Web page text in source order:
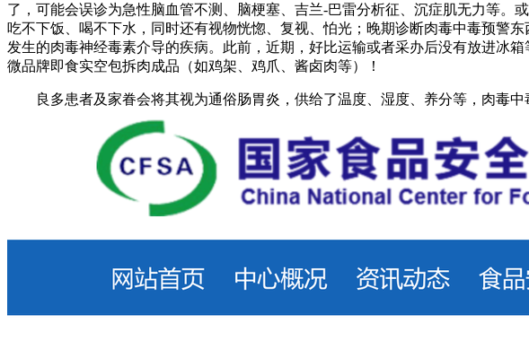
了，可能会误诊为急性脑血管不测、脑梗塞、吉兰-巴雷分析征、沉症肌无力等
吃不下饭、喝不下水，同时还有视物恍惚、复视、怕光；晚期诊断肉毒中毒预警
发生的肉毒神经毒素介导的疾病。此前，近期，好比运输或者采办后没有放进冰
微品牌即食实空包拆肉成品（如鸡架、鸡爪、酱卤肉等）！
良多患者及家眷会将其视为通俗肠胃炎，供给了温度、湿度、养分等，肉毒中